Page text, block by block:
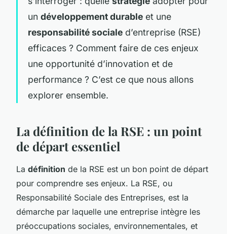
un développement durable et une
responsabilité sociale d’entreprise (RSE)
efficaces ? Comment faire de ces enjeux
une opportunité d’innovation et de
performance ? C’est ce que nous allons
explorer ensemble.
La définition de la RSE : un point
de départ essentiel
La définition de la RSE est un bon point de départ
pour comprendre ses enjeux. La RSE, ou
Responsabilité Sociale des Entreprises, est la
démarche par laquelle une entreprise intègre les
préoccupations sociales, environnementales, et